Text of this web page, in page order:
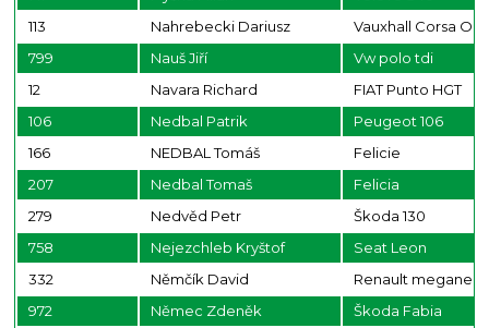
113
Nahrebecki Dariusz
Vauxhall Corsa
799
Nauš Jiří
Vw polo tdi
12
Navara Richard
FIAT Punto HGT
106
Nedbal Patrik
Peugeot 106
166
NEDBAL Tomáš
Felicie
207
Nedbal Tomaš
Felicia
279
Nedvěd Petr
Škoda 130
758
Nejezchleb Kryštof
Seat Leon
332
Němčík David
Renault megane rs
972
Němec Zdeněk
Škoda Fabia